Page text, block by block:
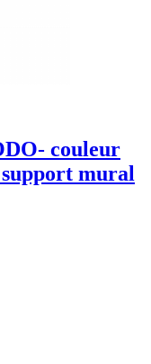
couleur
mural